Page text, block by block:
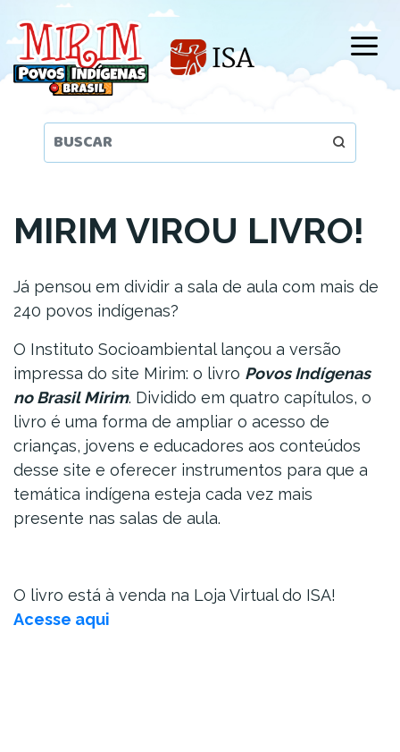
para
conteúdo
principal
MIRIM VIROU LIVRO!
Já pensou em dividir a sala de aula com mais de
240 povos indígenas?
O Instituto Socioambiental lançou a versão
impressa do site Mirim: o livro Povos Indígenas
no Brasil Mirim. Dividido em quatro capítulos, o
livro é uma forma de ampliar o acesso de
crianças, jovens e educadores aos conteúdos
desse site e oferecer instrumentos para que a
temática indígena esteja cada vez mais
presente nas salas de aula.
O livro está à venda na Loja Virtual do ISA!
Acesse aqui